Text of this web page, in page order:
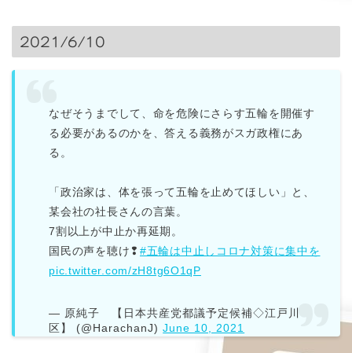
2021/6/10
なぜそうまでして、命を危険にさらす五輪を開催す
る必要があるのかを、答える義務がスガ政権にあ
る。
「政治家は、体を張って五輪を止めてほしい」と、
某会社の社長さんの言葉。
7割以上が中止か再延期。
国民の声を聴け❢ #五輪は中止しコロナ対策に集中を
pic.twitter.com/zH8tg6O1qP
— 原純子 【日本共産党都議予定候補◇江戸川
区】 (@HarachanJ)June 10, 2021